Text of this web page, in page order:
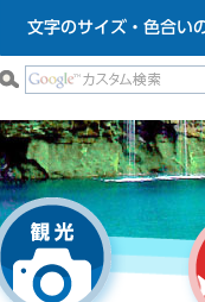
文字のサイズ・色合い